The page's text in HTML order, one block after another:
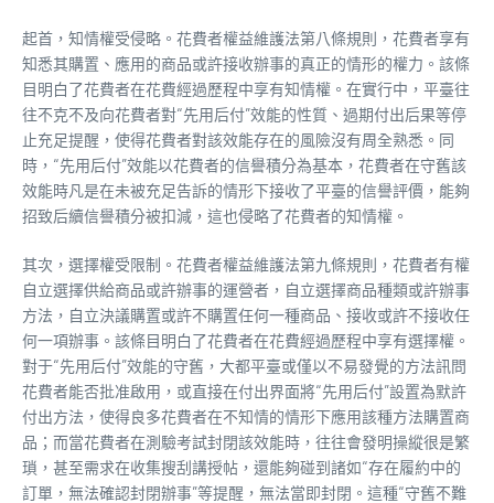
起首，知情權受侵略。花費者權益維護法第八條規則，花費者享有
知悉其購置、應用的商品或許接收辦事的真正的情形的權力。該條
目明白了花費者在花費經過歷程中享有知情權。在實行中，平臺往
往不克不及向花費者對“先用后付”效能的性質、過期付出后果等停
止充足提醒，使得花費者對該效能存在的風險沒有周全熟悉。同
時，“先用后付”效能以花費者的信譽積分為基本，花費者在守舊該
效能時凡是在未被充足告訴的情形下接收了平臺的信譽評價，能夠
招致后續信譽積分被扣減，這也侵略了花費者的知情權。
其次，選擇權受限制。花費者權益維護法第九條規則，花費者有權
自立選擇供給商品或許辦事的運營者，自立選擇商品種類或許辦事
方法，自立決議購置或許不購置任何一種商品、接收或許不接收任
何一項辦事。該條目明白了花費者在花費經過歷程中享有選擇權。
對于“先用后付”效能的守舊，大都平臺或僅以不易發覺的方法訊問
花費者能否批准啟用，或直接在付出界面將“先用后付”設置為默許
付出方法，使得良多花費者在不知情的情形下應用該種方法購置商
品；而當花費者在測驗考試封閉該效能時，往往會發明操縱很是繁
瑣，甚至需求在收集搜刮講授帖，還能夠碰到諸如“存在履約中的
訂單，無法確認封閉辦事”等提醒，無法當即封閉。這種“守舊不難